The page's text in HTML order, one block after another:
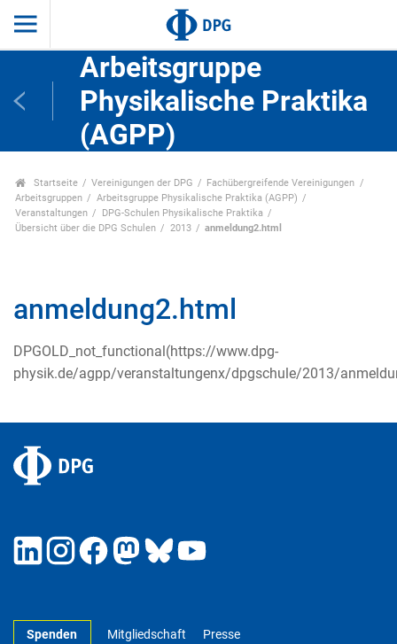
Arbeitsgruppe
Physikalische Praktika
(AGPP)
Startseite Vereinigungen der DPG
Fachübergreifende Vereinigungen
Arbeitsgruppen
Arbeitsgruppe Physikalische Praktika (AGPP)
Veranstaltungen
DPG-Schulen Physikalische Praktika
Übersicht über die DPG Schulen
2013 anmeldung2.html
anmeldung2.html
DPGOLD_not_functional(https://www.dpg-
physik.de/agpp/veranstaltungenx/dpgschule/2013/
Spenden Mitgliedschaft Presse